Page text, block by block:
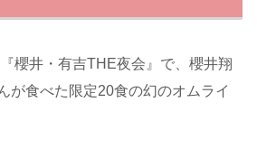
櫻井・有吉THE夜会』で、櫻井翔
が食べた限定20食の幻のオムライ